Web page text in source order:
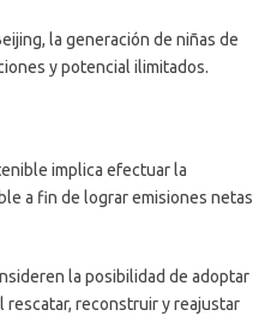
la generación de niñas de
y potencial ilimitados.
implica efectuar la
a fin de lograr emisiones netas
la posibilidad de adoptar
rescatar, reconstruir y reajustar